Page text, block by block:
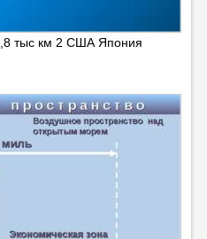
тыс км 2 США Япония